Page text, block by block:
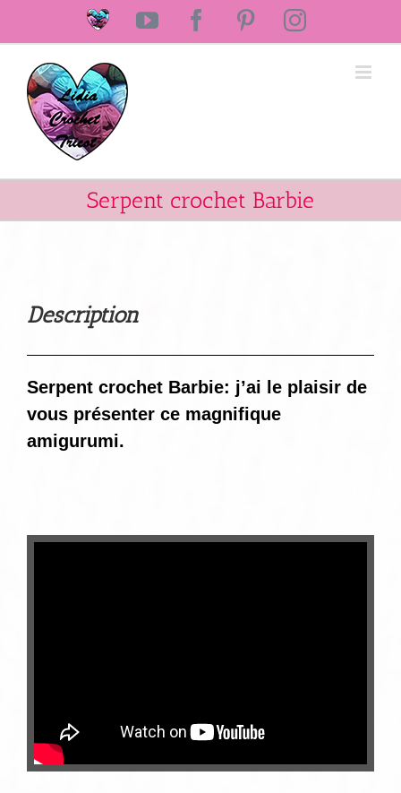
au
contenu
Laine
Lidia
Crochet
Tricot
YouTubeFacebookPinterestInstagram
Serpent crochet Barbie
Description
Serpent crochet Barbie: j’ai le plaisir de
vous présenter ce magnifique
amigurumi.